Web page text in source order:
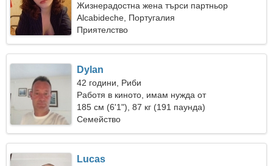
Жизнерадостна жена търси партньор
Alcabideche, Португалия
Приятелство
Dylan
42 години, Риби
Работя в киното, имам нужда от
привлекателна жена
185 см (6'1"), 87 кг (191 паунда)
Семейство
Lucas